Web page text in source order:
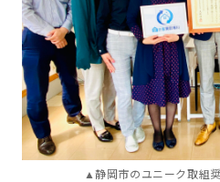
▲静岡市のユニーク取組